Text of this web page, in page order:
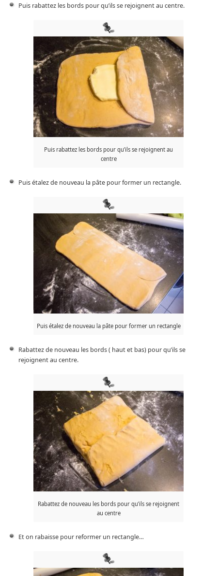
Puis rabattez les bords pour qu’ils se rejoignent au centre.
Puis rabattez les bords pour qu’ils se rejoignent au
centre
Puis étalez de nouveau la pâte pour former un rectangle.
Puis étalez de nouveau la pâte pour former un rectangle
Rabattez de nouveau les bords ( haut et bas) pour qu’ils se
rejoignent au centre.
Rabattez de nouveau les bords pour qu’ils se rejoignent
au centre
Et on rabaisse pour reformer un rectangle…